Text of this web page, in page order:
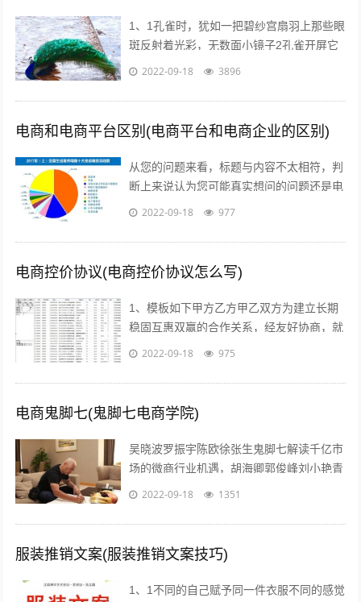
1、1孔雀时，犹如一把碧纱宫扇羽上那些眼
斑反射着光彩，无数面小镜子2孔雀开屏它
的羽毛吸引着每一个人，但我呢，但其他人
2022-09-18 3896
电商和电商平台区别(电商平台和电商企业的区别)
从您的问题来看，标题与内容不太相符，判
断上来说认为您可能真实想问的问题还是电
商真的挣钱吗能挣多少美容的行业怎么样在
2022-09-18 977
电商控价协议(电商控价协议怎么写)
1、模板如下甲方乙方甲乙双方为建立长期
稳固互惠双赢的合作关系，经友好协商，就
具体合作事宜达成如下协议一合作期限，本
2022-09-18 975
电商鬼脚七(鬼脚七电商学院)
吴晓波罗振宇陈欧徐张生鬼脚七解读千亿市
场的微商行业机遇，胡海卿郭俊峰刘小艳青
城老贼凌教头等业内大咖为您分享独到犀利
2022-09-18 1351
服装推销文案(服装推销文案技巧)
1、1不同的自己赋予同一件衣服不同的感觉